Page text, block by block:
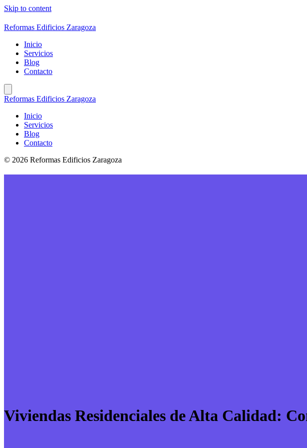
Skip to content
Reformas Edificios Zaragoza
Inicio
Servicios
Blog
Contacto
Reformas Edificios Zaragoza
Inicio
Servicios
Blog
Contacto
© 2026 Reformas Edificios Zaragoza
Viviendas Residenciales de Alta Calidad: